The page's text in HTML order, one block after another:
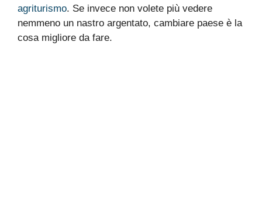
agriturismo. Se invece non volete più vedere
nemmeno un nastro argentato, cambiare paese è la
cosa migliore da fare.